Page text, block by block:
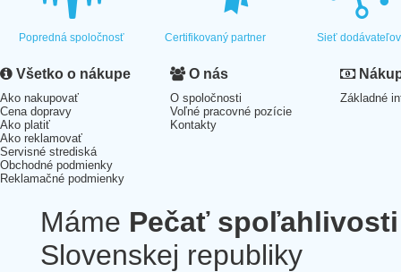
Popredná spoločnosť Certifikovaný partner Sieť dodávateľov
Všetko o nákupe
Ako nakupovať
Cena dopravy
Ako platiť
Ako reklamovať
Servisné strediská
Obchodné podmienky
Reklamačné podmienky
O nás
O spoločnosti
Voľné pracovné pozície
Kontakty
Základné
Máme Pečať spoľahlivosti
Slovenskej republiky